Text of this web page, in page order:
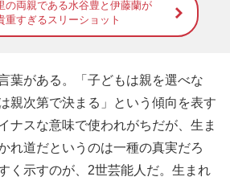
の両親である水谷豊と伊藤蘭が
重すぎるスリーショット
葉がある。「子どもは親を選べな
親次第で決まる」という傾向を表す
ナスな意味で使われがちだが、生ま
れ道だというのは一種の真実だろ
く示すのが、2世芸能人だ。生まれ